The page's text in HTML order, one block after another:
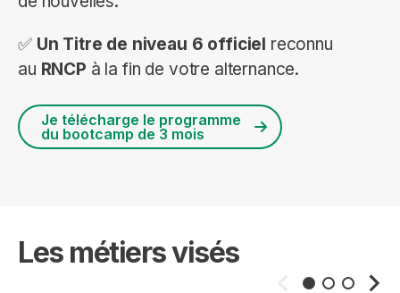
✅ Un Titre de niveau 6 officiel reconnu
au RNCP à la fin de votre alternance.
Je télécharge le programme
du bootcamp de 3 mois
Les métiers visés